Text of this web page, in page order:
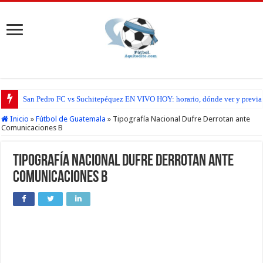
San Pedro FC vs Suchitepéquez EN VIVO HOY: horario, dónde ver y
Inicio » Fútbol de Guatemala » Tipografía Nacional Dufre Derrotan ante
Comunicaciones B
Tipografía Nacional Dufre Derrotan ante
Comunicaciones B